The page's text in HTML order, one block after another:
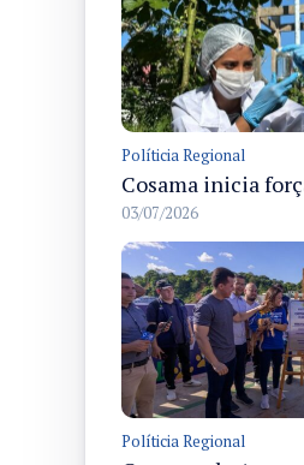
Políticia Regional
03/07/2026
Políticia Regional